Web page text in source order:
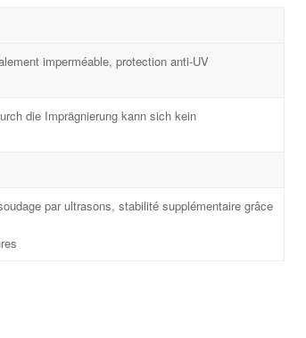
imperméable, protection anti-UV
die Imprägnierung kann sich kein
par ultrasons, stabilité supplémentaire grâce